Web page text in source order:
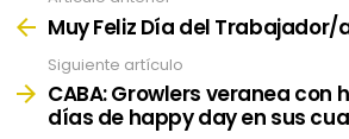
moreMuy Feliz Día del Trabajador/
Siguiente artículo
CABA: Growlers veranea con
días de happy day en sus